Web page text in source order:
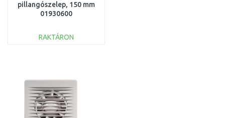
pillangószelep, 150 mm
01930600
RAKTÁRON